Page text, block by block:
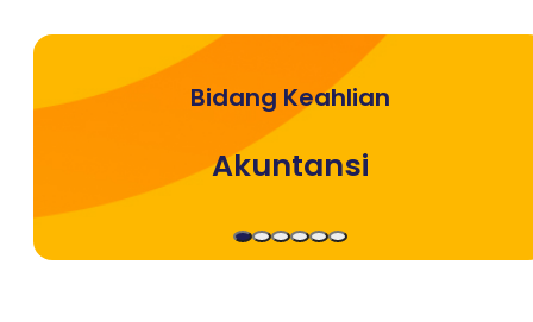
Bidang Keahlian
Akuntansi